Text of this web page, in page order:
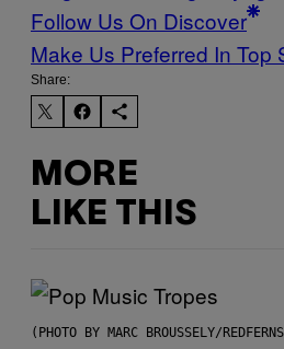
Follow Us On Discover
Make Us Preferred In Top
Share:
MORE
LIKE THIS
(PHOTO BY MARC BROUSSELY/